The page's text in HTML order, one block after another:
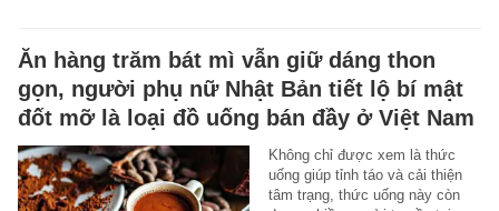
Ăn hàng trăm bát mì vẫn giữ dáng thon
gọn, người phụ nữ Nhật Bản tiết lộ bí mật
đốt mỡ là loại đồ uống bán đầy ở Việt Nam
Không chỉ được xem là thức
uống giúp tỉnh táo và cải thiện
tâm trạng, thức uống này còn